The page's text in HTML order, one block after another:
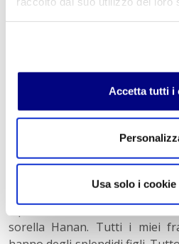
Accetta tutti i
Usa solo i cookie
Ci siamo conosciuti e
le chiesi di sposarmi. Lei
celebrarono le nozze: da
radicalmente. Continuai a
sapevo che quella donna
vita e che avrei avuto dei
lavoro aprii il mio primo
dipendenti. Nel 2003 avemmo
mi fece vedere la vita con
diversi.Ora è il 2022: ho tre figli,
bellissima moglie e un
un’azienda di pulizie, due
dipendenti. Mia madre vive in
sorella Hanan. Tutti i miei